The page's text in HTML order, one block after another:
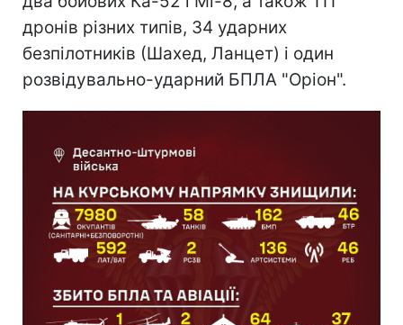
дронів різних типів, 34 ударних
безпілотників (Шахед, Ланцет) і один
розвідувально-ударний БПЛА "Оріон".